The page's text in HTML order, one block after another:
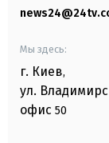
Мы здесь:
г. Киев,
ул.
офис 50